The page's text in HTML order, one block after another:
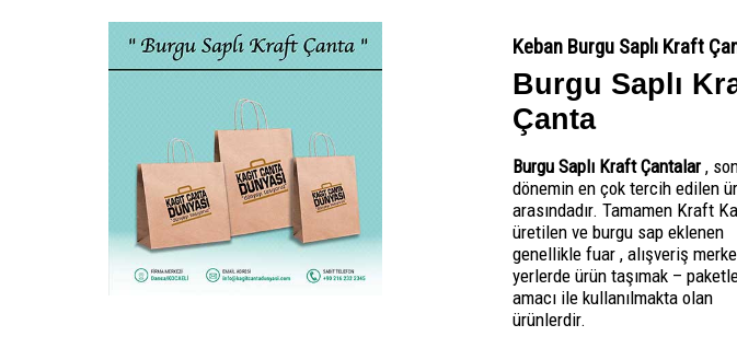
Keban Burgu Saplı Kraft
Burgu Saplı
Çanta
Burgu Saplı Kraft Çantalar,
dönemin en çok tercih edilen
arasındadır. Tamamen Kraft
üretilen ve burgu sap eklenen
genellikle fuar , alışveriş
yerlerde ürün taşımak –
amacı ile kullanılmakta olan
ürünlerdir.